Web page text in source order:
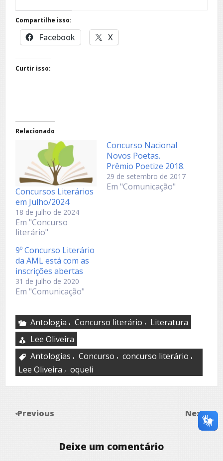
Compartilhe isso:
Facebook X
Curtir isso:
Relacionado
Concursos Literários
em Julho/2024
18 de julho de 2024
Em "Concurso
literário"
Concurso Nacional
Novos Poetas.
Prêmio Poetize 2018.
29 de setembro de 2017
Em "Comunicação"
9º Concurso Literário
da AML está com as
inscrições abertas
31 de julho de 2020
Em "Comunicação"
Antologia , Concurso literário , Literatura
Lee Oliveira
Antologias , Concurso , concurso literário ,
Lee Oliveira , oqueli
Previous Next
Deixe um comentário